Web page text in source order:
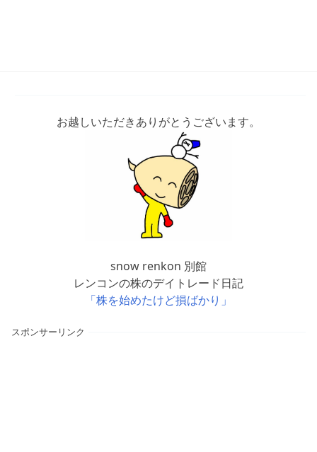
お越しいただきありがとうございます。
snow renkon 別館
レンコンの株のデイトレード日記
「株を始めたけど損ばかり」
スポンサーリンク